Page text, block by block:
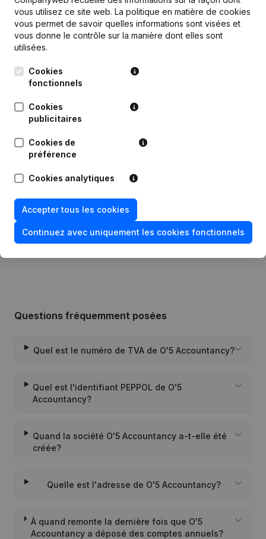
Publications de O'5 Accountancy
Date Publication
28-12-2023
Autres Modifications, …) -
Modification Forme Juridique - But -
générale
21-03-2016
Rubrique Constitution (Nouvelle
Personne Morale, Ouverture
Succursale, etc...)(NL)
Questions fréquemment posées
Quel est le numéro de TVA de O'5 Accountancy?
Quel est l'identifiant PEPPOL de O'5
Accountancy?
Quand la société O'5 Accountancy a-t-elle été
créée?
Quelle est l'adresse de O'5 Accountancy?
À quand remonte la dernière fois que O'5
Accountancy a déposé des comptes annuels?
vous utilisez ce site web. La politique en matière de cookies
vous permet de savoir quelles informations sont visées et
vous donne le contrôle sur la manière dont elles sont
utilisées.
Cookies
fonctionnels
Cookies
publicitaires
Cookies de
préférence
Cookies analytiques
Accepter tous les cookies
Continuez avec uniquement les cookies fonctionnels